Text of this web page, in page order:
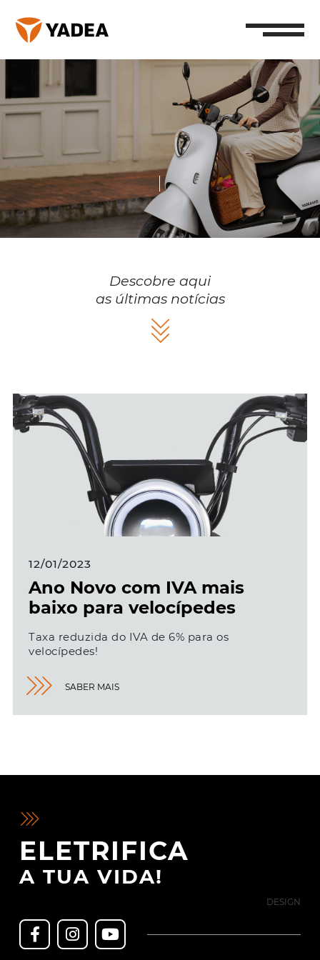
Descobre aqui
as últimas notícias
12/01/2023
Ano Novo com IVA mais
baixo para velocípedes
Taxa reduzida do IVA de 6% para os
velocípedes!
SABER MAIS
ELETRIFICA
A TUA VIDA!
DESIGN